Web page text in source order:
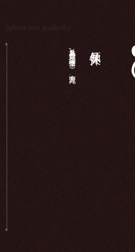
{pboot:sort scode=6}
长岛县各界,庙宇维修（340余万元）...